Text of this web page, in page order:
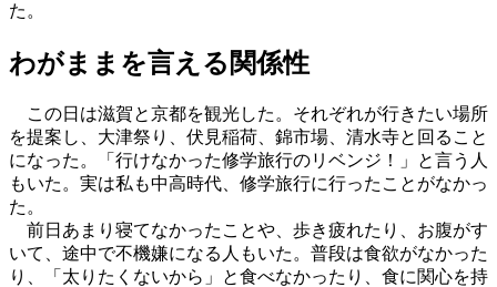
た。
わがままを言える関係性
この日は滋賀と京都を観光した。それぞれが行きたい場所
を提案し、大津祭り、伏見稲荷、錦市場、清水寺と回ること
になった。「行けなかった修学旅行のリベンジ！」と言う人
もいた。実は私も中高時代、修学旅行に行ったことがなかっ
た。
前日あまり寝てなかったことや、歩き疲れたり、お腹がす
いて、途中で不機嫌になる人もいた。普段は食欲がなかった
り、「太りたくないから」と食べなかったり、食に関心を持